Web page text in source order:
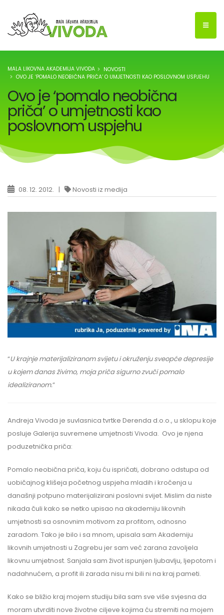
MALA LIKOVNA AKADEMIJA VIVODA
NOVOSTI
OVO JE ‘POMALO NEOBIČNA PRIČA’ O UMJETNOSTI KAO POSLOVNOM USPJEHU
Ovo je ‘pomalo neobična
priča’ o umjetnosti kao
poslovnom uspjehu
08. 12. 2012. | Novosti iz medija
“U krajnje materijaliziranom svijetu i okruženju sveopće depresije
u kojem danas živimo, moja priča sigurno zvuči pomalo
idealiziranom.”
Andreja Vivoda je suvlasnica tvrtke Derenda d.o.o., u sklopu koje
posluje Galerija suvremene umjetnosti Vivoda. Ovo je njena
poduzetnička priča:
Pomalo neobična priča, koju ću ispričati, dobrano odstupa od
uobičajnog klišeja početnog uspjeha mladih i kročenja u
današnji potpuno materijalizirani poslovni svijet. Mislim da niste
nikada čuli kako se netko upisao na akademiju likovnih
umjetnosti sa osnovnim motivom za profitom, odnosno
zaradom. Tako je bilo i sa mnom, upisala sam Akademiju
likovnih umjetnosti u Zagrebu jer sam već zarana zavoljela
likovnu umjetnost. Sanjala sam život ispunjen ljubavlju, ljepotom i
nadahnućem, a profit ili zarada nisu mi bili ni na kraj pameti.
Kako se bližio kraj mojem studiju bila sam sve više svjesna da
moram utvrditi nove životne ciljeve kojima ću stremiti na mojem